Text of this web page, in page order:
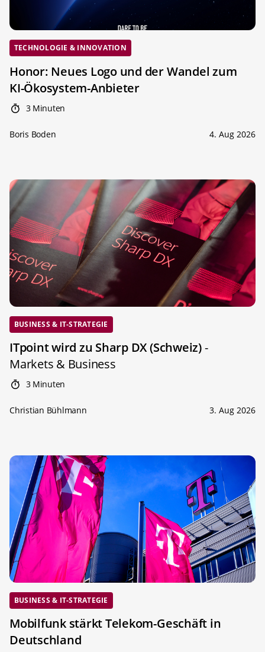
TECHNOLOGIE & INNOVATION
Honor: Neues Logo und der Wandel zum
KI-Ökosystem-Anbieter
3 Minuten
Boris Boden 4. Aug 2026
BUSINESS & IT-STRATEGIE
ITpoint wird zu Sharp DX (Schweiz)-
Markets & Business
3 Minuten
Christian Bühlmann 3. Aug 2026
BUSINESS & IT-STRATEGIE
Mobilfunk stärkt Telekom-Geschäft in
Deutschland